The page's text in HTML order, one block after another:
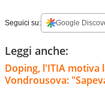
Seguici su: Google
Leggi anche:
Doping, l'ITIA motiva
Vondrousova: